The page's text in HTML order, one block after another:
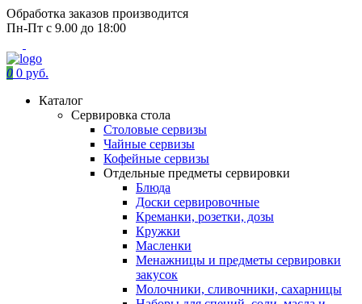
Обработка заказов производится
Пн-Пт с 9.00 до 18:00
0 0 руб.
Каталог
Сервировка стола
Столовые сервизы
Чайные сервизы
Кофейные сервизы
Отдельные предметы сервировки
Блюда
Доски сервировочные
Креманки, розетки, дозы
Кружки
Масленки
Менажницы и предметы сервировки
закусок
Молочники, сливочники, сахарницы